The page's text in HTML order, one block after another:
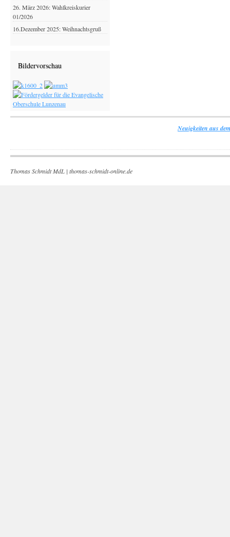
26. März 2026: Wahlkreiskurier
01/2026
16.Dezember 2025: Weihnachtsgruß
Bildervorschau
Neuigkeiten aus
Thomas Schmidt MdL | thomas-schmidt-online.de